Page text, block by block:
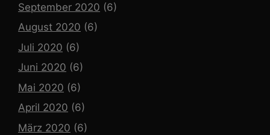
September 2020 (6)
August 2020 (6)
Juli 2020 (6)
Juni 2020 (6)
Mai 2020 (6)
April 2020 (6)
März 2020 (6)